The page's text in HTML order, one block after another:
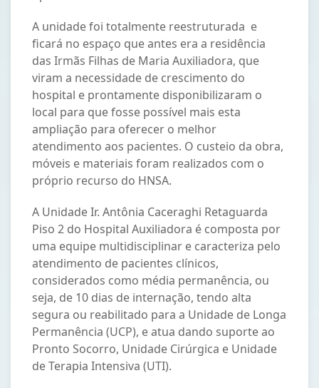
A unidade foi totalmente reestruturada e
ficará no espaço que antes era a residência
das Irmãs Filhas de Maria Auxiliadora, que
viram a necessidade de crescimento do
hospital e prontamente disponibilizaram o
local para que fosse possível mais esta
ampliação para oferecer o melhor
atendimento aos pacientes. O custeio da obra,
móveis e materiais foram realizados com o
próprio recurso do HNSA.
A Unidade Ir. Antônia Caceraghi Retaguarda
Piso 2 do Hospital Auxiliadora é composta por
uma equipe multidisciplinar e caracteriza pelo
atendimento de pacientes clínicos,
considerados como média permanência, ou
seja, de 10 dias de internação, tendo alta
segura ou reabilitado para a Unidade de Longa
Permanência (UCP), e atua dando suporte ao
Pronto Socorro, Unidade Cirúrgica e Unidade
de Terapia Intensiva (UTI).